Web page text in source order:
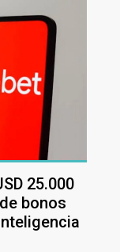
25.000
bonos